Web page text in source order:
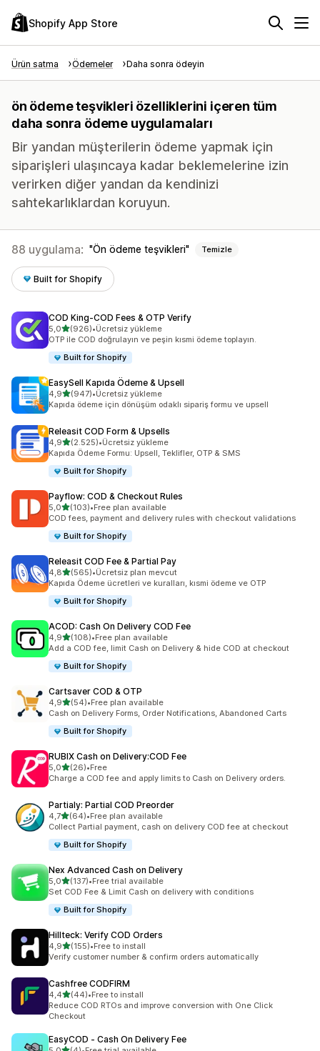
Shopify App Store
Ürün satma Ödemeler Daha sonra ödeyin
ön ödeme teşvikleri özelliklerini içeren tüm
daha sonra ödeme uygulamaları
Bir yandan müşterilerin ödeme yapmak için
siparişleri ulaşıncaya kadar beklemelerine izin
verirken diğer yandan da kendinizi
sahtekarlıklardan koruyun.
88 uygulama: Ön ödeme teşvikleri Temizle
Built for Shopify
COD King‑COD Fees & OTP Verify
5,05 yıldız üzerinden
(926)
toplam 926 değerlendirme
•Ücretsiz yükleme
OTP ile COD doğrulayın ve peşin kısmi ödeme toplayın.
Built for Shopify
EasySell Kapıda Ödeme & Upsell
4,95 yıldız üzerinden
(947)
toplam 947 değerlendirme
•Ücretsiz yükleme
Kapıda ödeme için dönüşüm odaklı sipariş formu ve upsell
Releasit COD Form & Upsells
4,95 yıldız üzerinden
(2.525)
toplam 2525 değerlendirme
•Ücretsiz yükleme
Kapıda Ödeme Formu: Upsell, Teklifler, OTP & SMS
Built for Shopify
Payflow: COD & Checkout Rules
5,05 yıldız üzerinden
(103)
toplam 103 değerlendirme
•Free plan available
COD fees, payment and delivery rules with checkout validations
Built for Shopify
Releasit COD Fee & Partial Pay
4,85 yıldız üzerinden
(565)
toplam 565 değerlendirme
•Ücretsiz plan mevcut
Kapıda Ödeme ücretleri ve kuralları, kısmi ödeme ve OTP
Built for Shopify
ACOD: Cash On Delivery COD Fee
4,95 yıldız üzerinden
(108)
toplam 108 değerlendirme
•Free plan available
Add a COD fee, limit Cash on Delivery & hide COD at checkout
Built for Shopify
Cartsaver COD & OTP
4,95 yıldız üzerinden
(54)
toplam 54 değerlendirme
•Free plan available
Cash on Delivery Forms, Order Notifications, Abandoned Carts
Built for Shopify
RUBIX Cash on Delivery:COD Fee
5,05 yıldız üzerinden
(26)
toplam 26 değerlendirme
•Free
Charge a COD fee and apply limits to Cash on Delivery orders.
Partialy: Partial COD Preorder
4,75 yıldız üzerinden
(64)
toplam 64 değerlendirme
•Free plan available
Collect Partial payment, cash on delivery COD fee at checkout
Built for Shopify
Nex Advanced Cash on Delivery
5,05 yıldız üzerinden
(137)
toplam 137 değerlendirme
•Free trial available
Set COD Fee & Limit Cash on delivery with conditions
Built for Shopify
Hillteck: Verify COD Orders
4,95 yıldız üzerinden
(155)
toplam 155 değerlendirme
•Free to install
Verify customer number & confirm orders automatically
Cashfree CODFIRM
4,45 yıldız üzerinden
(44)
toplam 44 değerlendirme
•Free to install
Reduce COD RTOs and improve conversion with One Click
Checkout
EasyCOD ‑ Cash On Delivery Fee